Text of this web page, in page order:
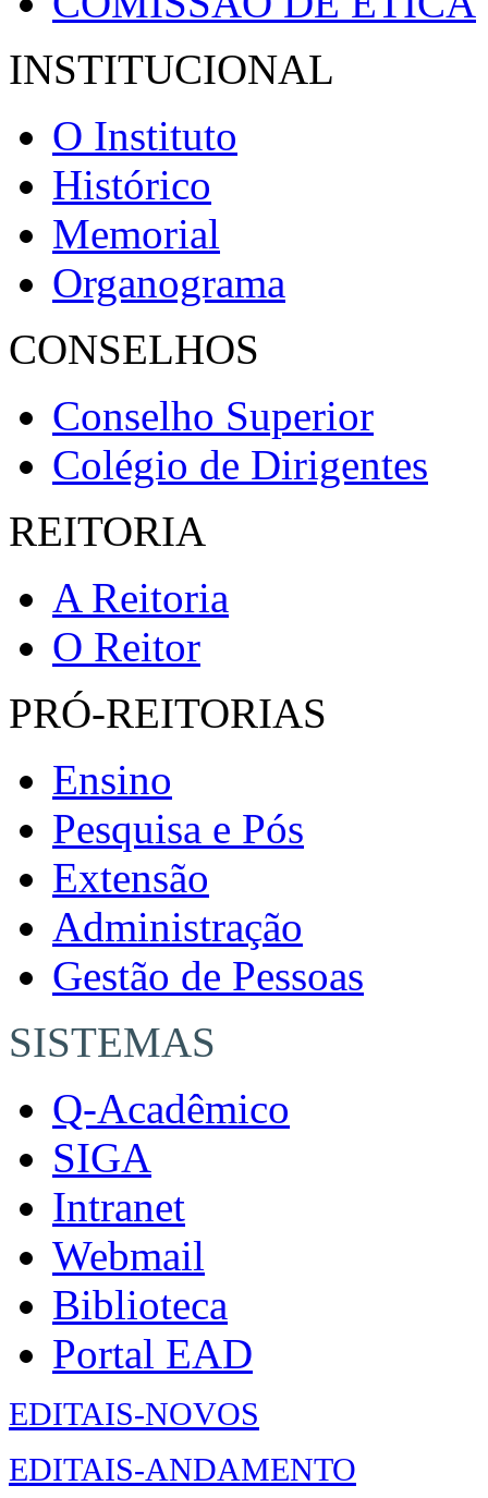
INSTITUCIONAL
O Instituto
Histórico
Memorial
Organograma
CONSELHOS
Conselho Superior
Colégio de Dirigentes
REITORIA
A Reitoria
O Reitor
PRÓ-REITORIAS
Ensino
Pesquisa e Pós
Extensão
Administração
Gestão de Pessoas
SISTEMAS
Q-Acadêmico
SIGA
Intranet
Webmail
Biblioteca
Portal EAD
EDITAIS-NOVOS
EDITAIS-ANDAMENTO